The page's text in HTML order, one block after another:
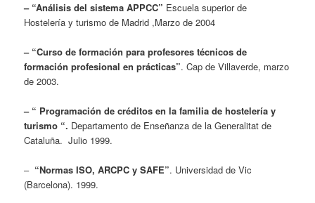
– “Análisis del sistema APPCC” Escuela superior de
Hostelería y turismo de Madrid ,Marzo de 2004
– “Curso de formación para profesores técnicos de
formación profesional en prácticas”. Cap de Villaverde, marzo
de 2003.
– “ Programación de créditos en la familia de hostelería y
turismo “. Departamento de Enseñanza de la Generalitat de
Cataluña. Julio 1999.
– “Normas ISO, ARCPC y SAFE”. Universidad de Vic
(Barcelona). 1999.